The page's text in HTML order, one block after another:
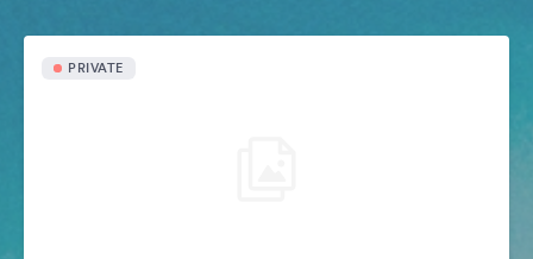
PRIVATE